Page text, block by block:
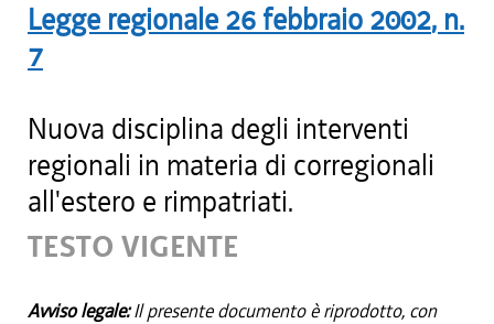
Legge regionale 26 febbraio 2002, n.
7
Nuova disciplina degli interventi
regionali in materia di corregionali
all'estero e rimpatriati.
TESTO VIGENTE
Avviso legale:Il presente documento è riprodotto, con